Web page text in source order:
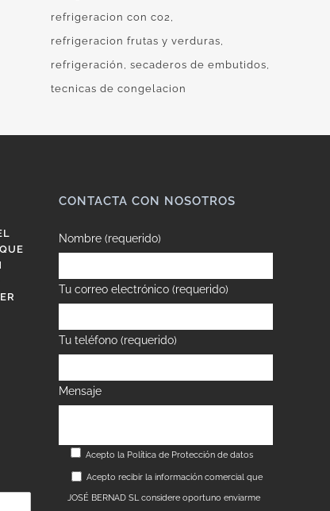
refrigeracion con co2
refrigeracion frutas y verduras
refrigeración
secaderos de embutidos
tecnicas de congelacion
CONTACTA CON NOSOTROS
Nombre (requerido)
Tu correo electrónico (requerido)
Tu teléfono (requerido)
Mensaje
Acepto la Política de Protección de datos
Acepto recibir la información comercial que
JOSÉ BERNAD SL considere oportuno enviarme